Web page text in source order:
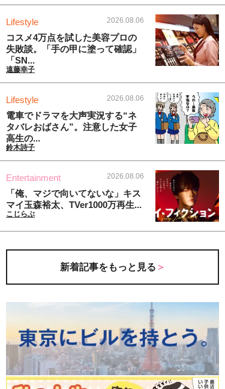
Lifestyle 2026.08.06
コスメ4万点を試した美容プロの
失敗談。「手の甲に塗って確認」
「SN...
遠藤幸子
Lifestyle 2026.08.06
電車でドラマを大声実況する“ネ
タバレおばさん”。注意した女子
高生の...
鈴木詩子
Entertainment 2026.08.06
「俺、マジで向いてないな」キス
マイ玉森裕太、TVer1000万再生...
こじらぶ
新着記事をもっと見る